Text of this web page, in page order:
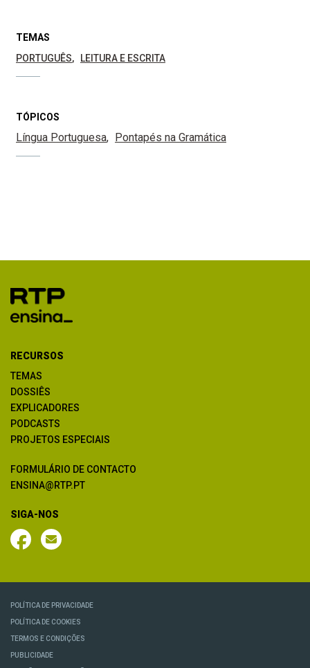
TEMAS
PORTUGUÊS
LEITURA E ESCRITA
TÓPICOS
Língua Portuguesa Pontapés na Gramática
RECURSOS
TEMAS
DOSSIÊS
EXPLICADORES
PODCASTS
PROJETOS ESPECIAIS
FORMULÁRIO DE CONTACTO
ENSINA@RTP.PT
SIGA-NOS
POLÍTICA DE PRIVACIDADE
POLÍTICA DE COOKIES
TERMOS E CONDIÇÕES
PUBLICIDADE